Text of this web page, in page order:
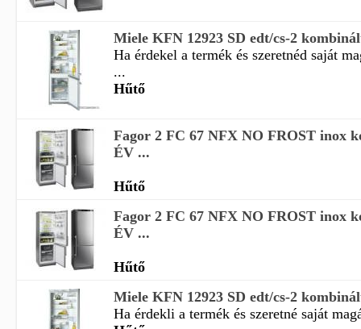
Miele KFN 12923 SD edt/cs-2
Ha érdekel a termék és szeretnéd saját
...
Hűtő
Fagor 2 FC 67 NFX NO FROST inox
ÉV ...
Hűtő
Fagor 2 FC 67 NFX NO FROST inox
ÉV ...
Hűtő
Miele KFN 12923 SD edt/cs-2
Ha érdekli a termék és szeretné saját